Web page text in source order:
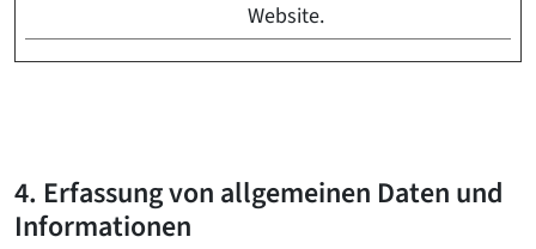
Website.
4. Erfassung von allgemeinen Daten und
Informationen